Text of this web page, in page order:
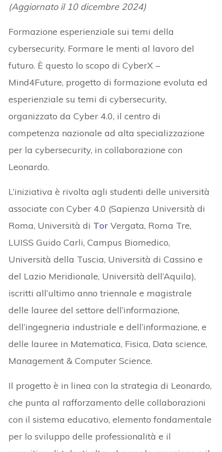
(Aggiornato il 10 dicembre 2024)
Formazione esperienziale sui temi della
cybersecurity. Formare le menti al lavoro del
futuro. È questo lo scopo di CyberX –
Mind4Future, progetto di formazione evoluta ed
esperienziale su temi di cybersecurity,
organizzato da Cyber 4.0, il centro di
competenza nazionale ad alta specializzazione
per la cybersecurity, in collaborazione con
Leonardo.
L’iniziativa è rivolta agli studenti delle università
associate con Cyber 4.0 (Sapienza Università di
Roma, Università di Tor Vergata, Roma Tre,
LUISS Guido Carli, Campus Biomedico,
Università della Tuscia, Università di Cassino e
del Lazio Meridionale, Università dell’Aquila),
iscritti all’ultimo anno triennale e magistrale
delle lauree del settore dell’informazione,
dell’ingegneria industriale e dell’informazione, e
delle lauree in Matematica, Fisica, Data science,
Management & Computer Science.
Il progetto è in linea con la strategia di Leonardo,
che punta al rafforzamento delle collaborazioni
con il sistema educativo, elemento fondamentale
per lo sviluppo delle professionalità e il